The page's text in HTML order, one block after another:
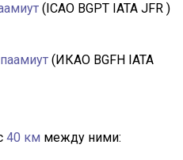
(ICAO BGPT IATA JFR )
(ИКАО BGFH IATA
40 км между ними: